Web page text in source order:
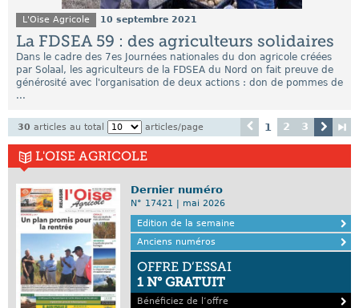
L'Oise Agricole 10 septembre 2021
La FDSEA 59 : des agriculteurs solidaires
Dans le cadre des 7es Journées nationales du don agricole créées
par Solaal, les agriculteurs de la FDSEA du Nord on fait preuve de
générosité avec l'organisation de deux actions : don de pommes de
...
1 2 3
30 articles au total articles/page
L'OISE AGRICOLE
Dernier numéro
N° 17421 | mai 2026
Edition de la semaine
Anciens numéros
OFFRE D’ESSAI
1 N° GRATUIT
Bénéficiez de l’offre